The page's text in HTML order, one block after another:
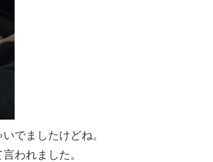
でましたけどね。
われました。